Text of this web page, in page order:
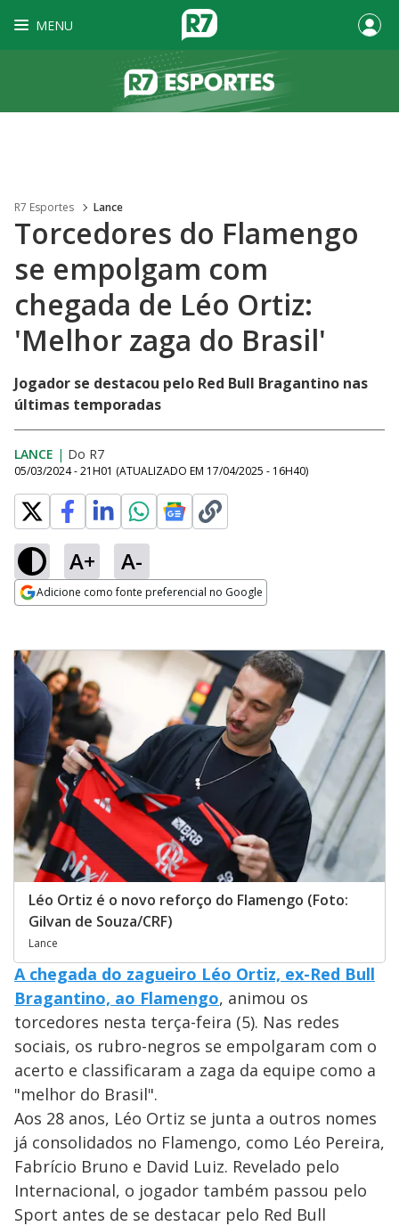
MENU
R7 Esportes Lance
Torcedores do Flamengo
se empolgam com
chegada de Léo Ortiz:
'Melhor zaga do Brasil'
Jogador se destacou pelo Red Bull Bragantino nas
últimas temporadas
LANCE | Do R7
05/03/2024 - 21H01 (ATUALIZADO EM 17/04/2025 - 16H40)
A+ A-
Adicione como fonte preferencial no Google
Léo Ortiz é o novo reforço do Flamengo (Foto:
Gilvan de Souza/CRF)
Lance
A chegada do zagueiro Léo Ortiz, ex-Red Bull
Bragantino, ao Flamengo, animou os
torcedores nesta terça-feira (5). Nas redes
sociais, os rubro-negros se empolgaram com o
acerto e classificaram a zaga da equipe como a
"melhor do Brasil".
Aos 28 anos, Léo Ortiz se junta a outros nomes
já consolidados no Flamengo, como Léo Pereira,
Fabrício Bruno e David Luiz. Revelado pelo
Internacional, o jogador também passou pelo
Sport antes de se destacar pelo Red Bull